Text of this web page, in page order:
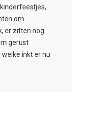
om
er zitten nog
gerust
inkt er nu